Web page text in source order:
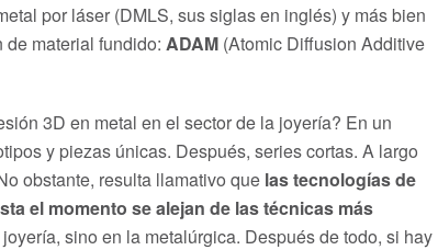
por láser (DMLS, sus siglas en inglés) y más bien
material fundido: ADAM (Atomic Diffusion Additive
3D en metal en el sector de la joyería? En un
y piezas únicas. Después, series cortas. A largo
obstante, resulta llamativo que las tecnologías de
el momento se alejan de las técnicas más
sino en la metalúrgica. Después de todo, si hay